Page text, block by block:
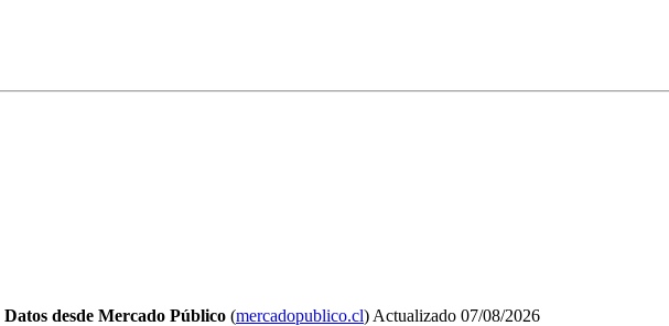
Datos desde Mercado Público (mercadopublico.cl) Actualizado 07/08/2026